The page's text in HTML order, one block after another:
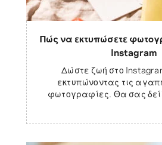
Πώς να εκτυπώσετε
Instagram
Δώστε ζωή στο
εκτυπώνοντας τις
φωτογραφίες. Θα σας